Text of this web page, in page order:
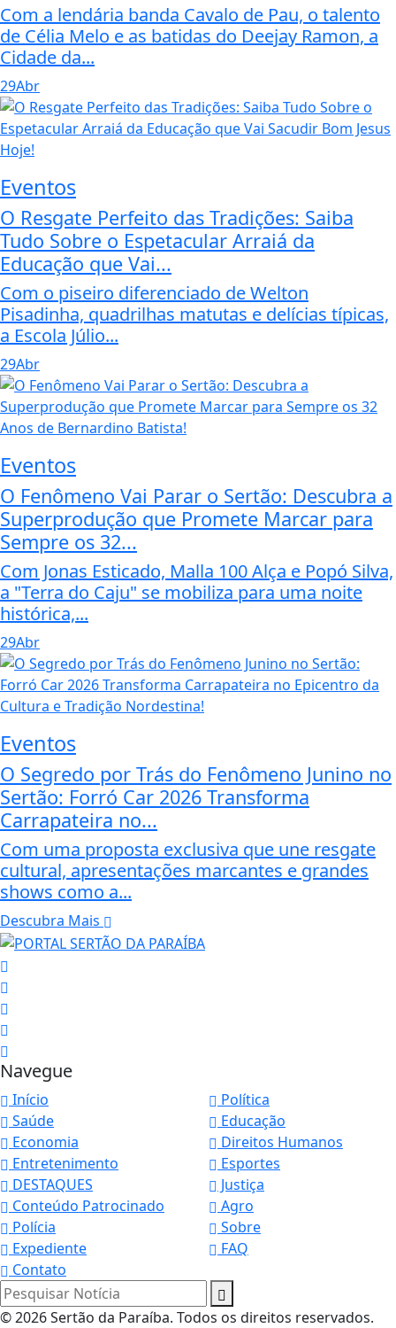
Com a lendária banda Cavalo de Pau, o talento
de Célia Melo e as batidas do Deejay Ramon, a
Cidade da...
29Abr
Eventos
O Resgate Perfeito das Tradições: Saiba
Tudo Sobre o Espetacular Arraiá da
Educação que Vai...
Com o piseiro diferenciado de Welton
Pisadinha, quadrilhas matutas e delícias típicas,
a Escola Júlio...
29Abr
Eventos
O Fenômeno Vai Parar o Sertão: Descubra a
Superprodução que Promete Marcar para
Sempre os 32...
Com Jonas Esticado, Malla 100 Alça e Popó Silva,
a "Terra do Caju" se mobiliza para uma noite
histórica,...
29Abr
Eventos
O Segredo por Trás do Fenômeno Junino no
Sertão: Forró Car 2026 Transforma
Carrapateira no...
Com uma proposta exclusiva que une resgate
cultural, apresentações marcantes e grandes
shows como a...
Descubra Mais
Navegue
Início
Política
Saúde
Educação
Economia
Direitos Humanos
Entretenimento
Esportes
DESTAQUES
Justiça
Conteúdo Patrocinado
Agro
Polícia
Sobre
Expediente
FAQ
Contato
Pesquisar Notícia
© 2026 Sertão da Paraíba. Todos os direitos reservados.